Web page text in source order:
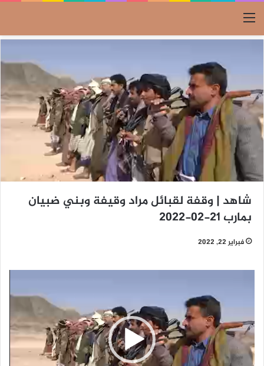
القائمة
شاهد | وقفة لقبائل مراد وقيفة وبني ضبيان
بمارب 21-02-2022
فبراير 22, 2022